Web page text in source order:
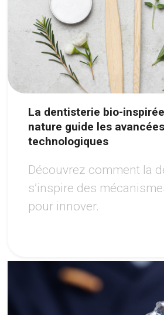
La dentisterie bio-
nature guide les avancées
technologiques
Découvrez comment la
s’inspire des
pour innover.